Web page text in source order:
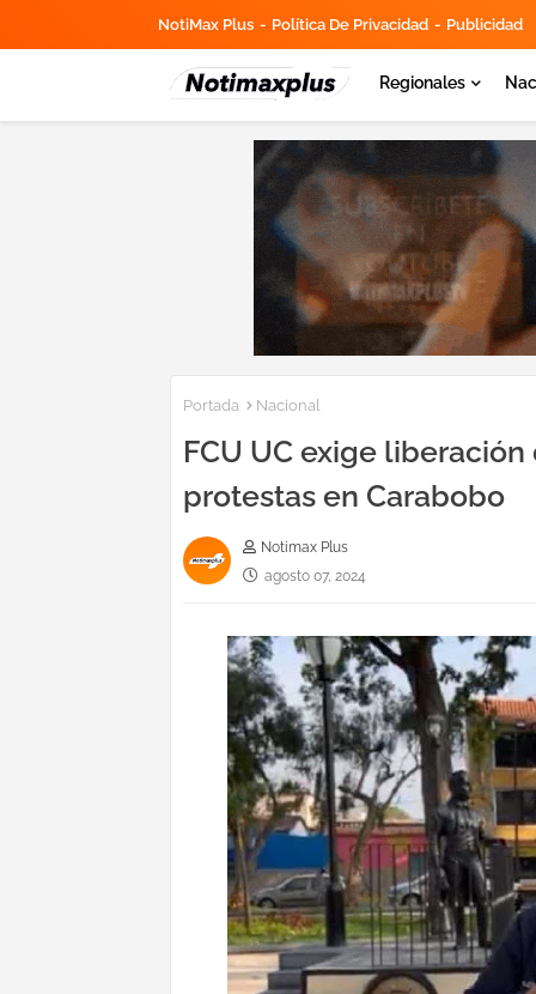
NotiMax Plus Política De Privacidad Publicidad
Regionales
Portada Nacional
FCU UC exige
protestas en Carabobo
Notimax Plus
agosto 07, 2024